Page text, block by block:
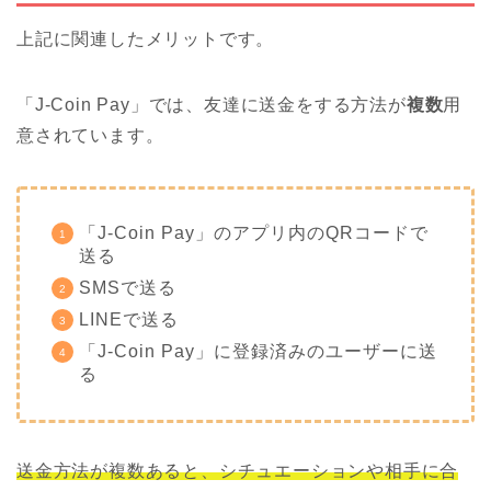
上記に関連したメリットです。
「J-Coin Pay」では、友達に送金をする方法が複数用
意されています。
「J-Coin Pay」のアプリ内のQRコードで
送る
SMSで送る
LINEで送る
「J-Coin Pay」に登録済みのユーザーに送
る
送金方法が複数あると、シチュエーションや相手に合